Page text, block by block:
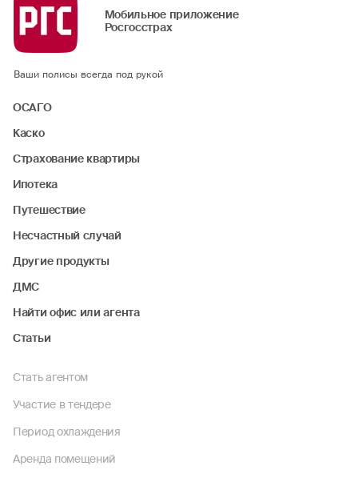
Мобильное приложение
Росгосстрах
Ваши полисы всегда под рукой
ОСАГО
Каско
Страхование квартиры
Ипотека
Путешествие
Несчастный случай
Другие продукты
ДМС
Найти офис или агента
Статьи
Стать агентом
Участие в тендере
Период охлаждения
Аренда помещений